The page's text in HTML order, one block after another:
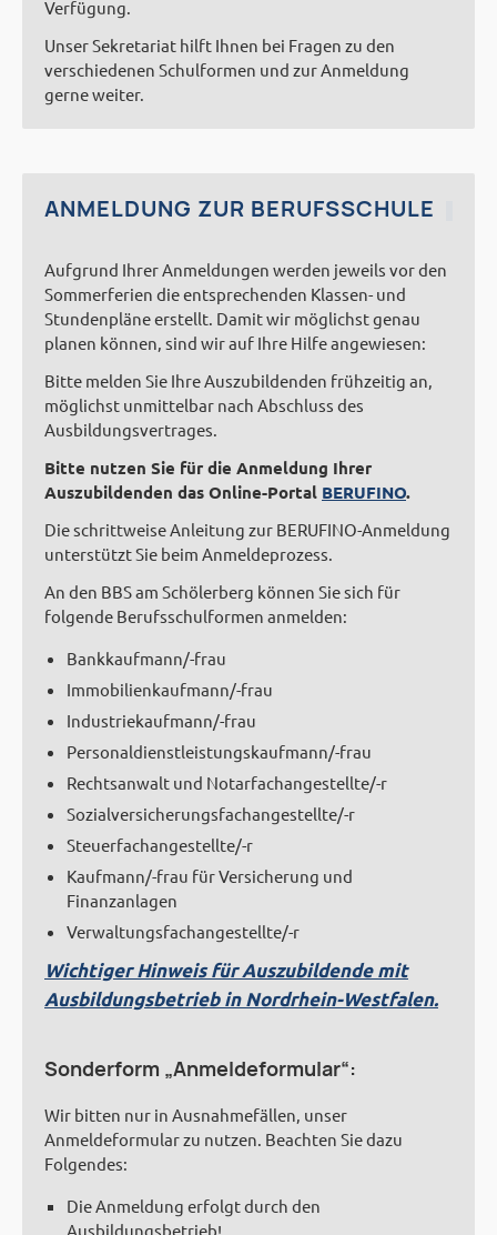
Verfügung.
Unser Sekretariat hilft Ihnen bei Fragen zu den
verschiedenen Schulformen und zur Anmeldung
gerne weiter.
ANMELDUNG ZUR BERUFSSCHULE
Aufgrund Ihrer Anmeldungen werden jeweils vor den
Sommerferien die entsprechenden Klassen- und
Stundenpläne erstellt. Damit wir möglichst genau
planen können, sind wir auf Ihre Hilfe angewiesen:
Bitte melden Sie Ihre Auszubildenden frühzeitig an,
möglichst unmittelbar nach Abschluss des
Ausbildungsvertrages.
Bitte nutzen Sie für die Anmeldung Ihrer
Auszubildenden das Online-Portal BERUFINO.
Die schrittweise Anleitung zur BERUFINO-Anmeldung
unterstützt Sie beim Anmeldeprozess.
An den BBS am Schölerberg können Sie sich für
folgende Berufsschulformen anmelden:
Bankkaufmann/-frau
Immobilienkaufmann/-frau
Industriekaufmann/-frau
Personaldienstleistungskaufmann/-frau
Rechtsanwalt und Notarfachangestellte/-r
Sozialversicherungsfachangestellte/-r
Steuerfachangestellte/-r
Kaufmann/-frau für Versicherung und
Finanzanlagen
Verwaltungsfachangestellte/-r
Wichtiger Hinweis für Auszubildende mit
Ausbildungsbetrieb in Nordrhein-Westfalen.
Sonderform „Anmeldeformular“:
Wir bitten nur in Ausnahmefällen, unser
Anmeldeformular zu nutzen. Beachten Sie dazu
Folgendes:
Die Anmeldung erfolgt durch den
Ausbildungsbetrieb!